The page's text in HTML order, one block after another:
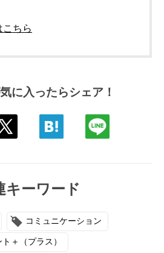
ちら
に入ったらシェア！
キーワード
コミュニケーション
＋（プラス）